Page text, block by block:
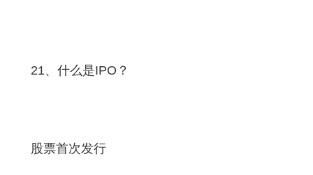
21、什么是IPO？
股票首次发行